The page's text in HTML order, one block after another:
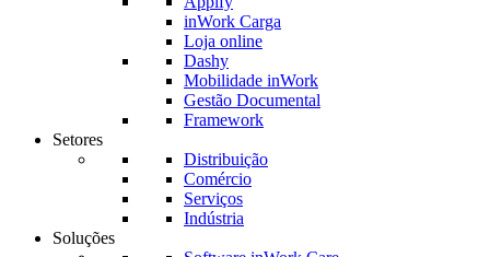
inWork Carga
Loja online
Dashy
Mobilidade inWork
Gestão Documental
Framework
Setores
Distribuição
Comércio
Serviços
Indústria
Soluções